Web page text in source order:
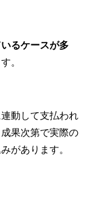
るケースが多
。
動して支払われ
果次第で実際の
があります。